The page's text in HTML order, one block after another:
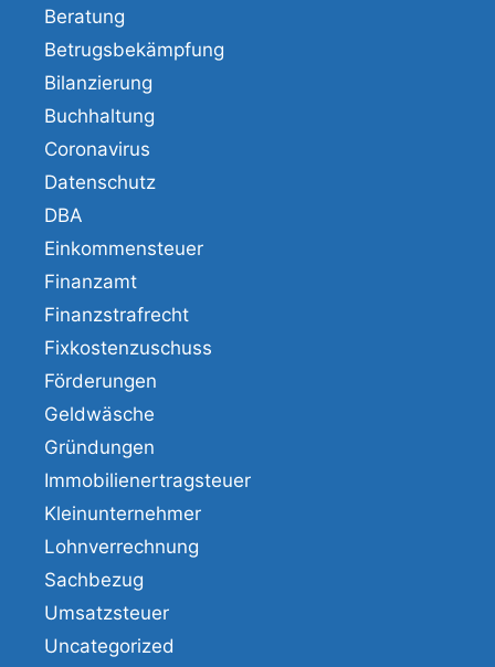
Beratung
Betrugsbekämpfung
Bilanzierung
Buchhaltung
Coronavirus
Datenschutz
DBA
Einkommensteuer
Finanzamt
Finanzstrafrecht
Fixkostenzuschuss
Förderungen
Geldwäsche
Gründungen
Immobilienertragsteuer
Kleinunternehmer
Lohnverrechnung
Sachbezug
Umsatzsteuer
Uncategorized